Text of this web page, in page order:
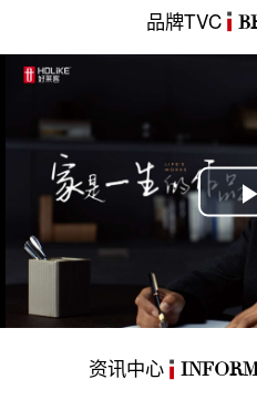
品牌TVC
资讯中心